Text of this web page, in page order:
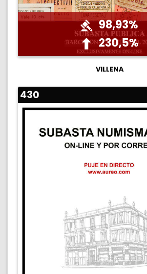
98,93%
230,5%
VILLENA
430